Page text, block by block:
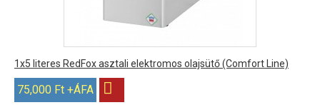
1x5 literes RedFox asztali elektromos olajsütő (Comfort Line)
75,000 Ft +ÁFA